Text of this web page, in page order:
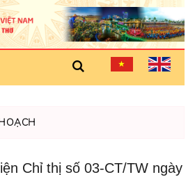
Chỉ thị số 03-CT/TW ngày